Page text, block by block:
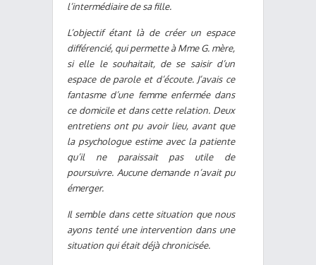
l’intermédiaire de sa fille.
L’objectif étant là de créer un espace
différencié, qui permette à Mme G. mère,
si elle le souhaitait, de se saisir d’un
espace de parole et d’écoute. J’avais ce
fantasme d’une femme enfermée dans
ce domicile et dans cette relation. Deux
entretiens ont pu avoir lieu, avant que
la psychologue estime avec la patiente
qu’il ne paraissait pas utile de
poursuivre. Aucune demande n’avait pu
émerger.
Il semble dans cette situation que nous
ayons tenté une intervention dans une
situation qui était déjà chronicisée.